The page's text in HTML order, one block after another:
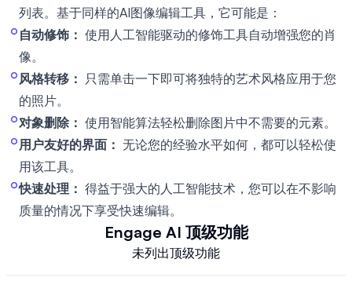
列表。基于同样的AI图像编辑工具，它可能是：
自动修饰： 使用人工智能驱动的修饰工具自动增强您的肖
像。
风格转移： 只需单击一下即可将独特的艺术风格应用于您
的照片。
对象删除： 使用智能算法轻松删除图片中不需要的元素。
用户友好的界面： 无论您的经验水平如何，都可以轻松使
用该工具。
快速处理： 得益于强大的人工智能技术，您可以在不影响
质量的情况下享受快速编辑。
Engage AI 顶级功能
未列出顶级功能